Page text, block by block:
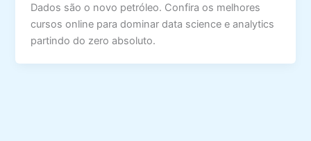
Dados são o novo petróleo. Confira os melhores
cursos online para dominar data science e analytics
partindo do zero absoluto.